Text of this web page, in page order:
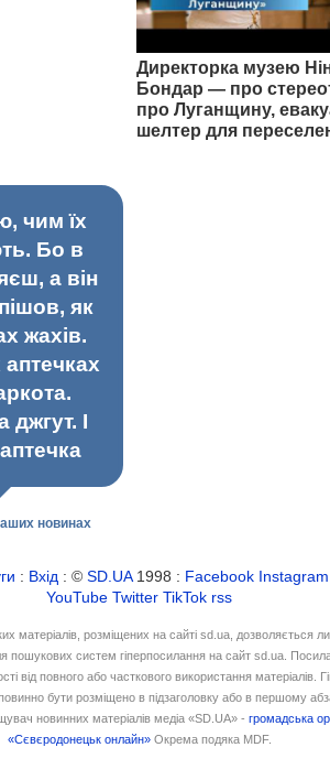
Директорка музею
Бондар — про
про Луганщину,
шелтер для
чим їх
Бо в
а він
як
жахів.
аптечках
І
новинах
: Вхід : ©SD.UA1998 : Facebook Instagram
YouTube Twitter TikTok rss
матеріалів, розміщених на сайті sd.ua, дозволяється
пошукових систем гіперпосилання на сайт sd.ua.
від повного або часткового використання матеріалів.
бути розміщено в підзаголовку або в першому
новинних матеріалів медіа «SD.UA» -громадська
«Сєвєродонецьк онлайн» Окрема подяка MDF.